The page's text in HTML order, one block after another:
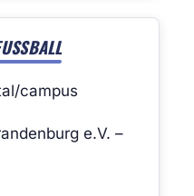
campus
e.V. –